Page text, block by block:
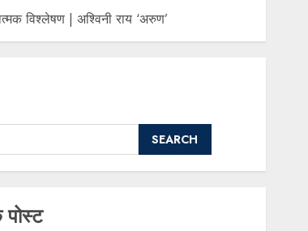
विश्लेषण | अश्विनी राय ‘अरुण’
SEARCH